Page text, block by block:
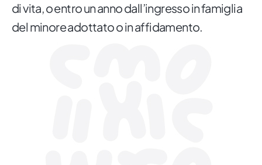
di vita, o entro un anno dall’ingresso in famiglia
del minore adottato o in affidamento.